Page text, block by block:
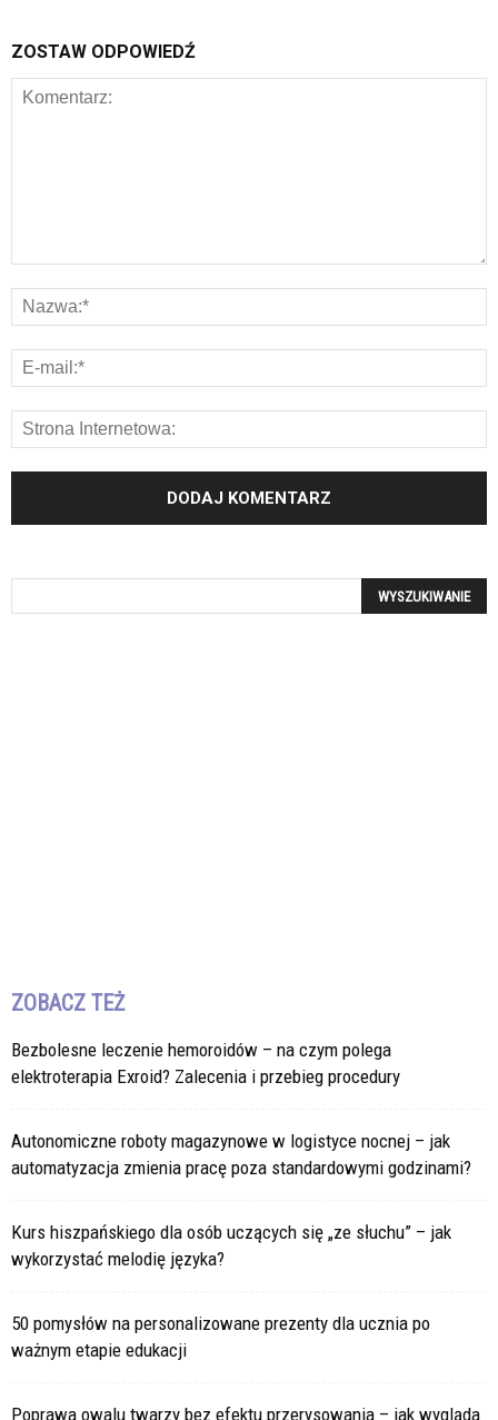
ZOSTAW ODPOWIEDŹ
ZOBACZ TEŻ
Bezbolesne leczenie hemoroidów – na czym polega
elektroterapia Exroid? Zalecenia i przebieg procedury
Autonomiczne roboty magazynowe w logistyce nocnej – jak
automatyzacja zmienia pracę poza standardowymi godzinami?
Kurs hiszpańskiego dla osób uczących się „ze słuchu” – jak
wykorzystać melodię języka?
50 pomysłów na personalizowane prezenty dla ucznia po
ważnym etapie edukacji
Poprawa owalu twarzy bez efektu przerysowania – jak wygląda